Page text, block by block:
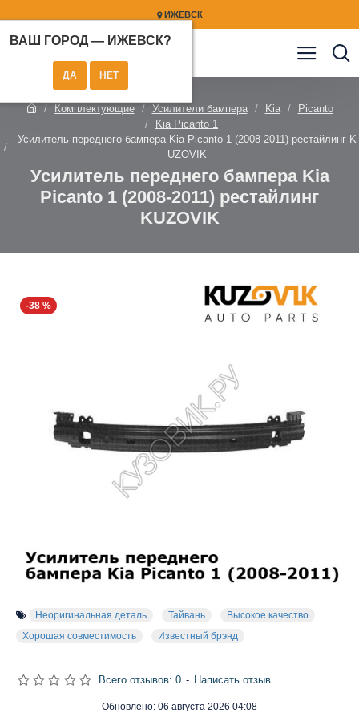
ИЖЕВСК
ВАШ ГОРОД — ИЖЕВСК?
Комплектующие Усилители бампера Kia
Picanto
Kia Picanto 1
Усилитель переднего бампера Kia Picanto 1 (2008-2011) рестайлинг K
UZOVIK
Усилитель переднего бампера Kia
Picanto 1 (2008-2011) рестайлинг
KUZOVIK
-38 %
Неоригинальная деталь Тайвань
Высокое качество
Хорошая совместимость
Известный брэнд
Обновлено: 06 августа 2026 04:08
Всего отзывов: 0 - Написать отзыв